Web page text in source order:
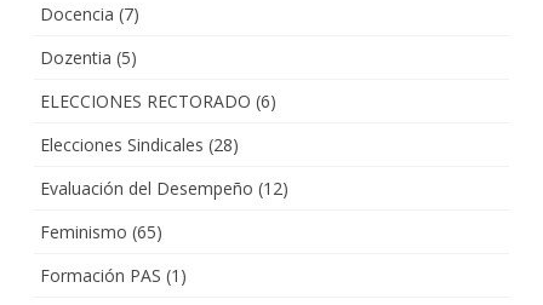
Docencia (7)
Dozentia (5)
ELECCIONES RECTORADO (6)
Elecciones Sindicales (28)
Evaluación del Desempeño (12)
Feminismo (65)
Formación PAS (1)